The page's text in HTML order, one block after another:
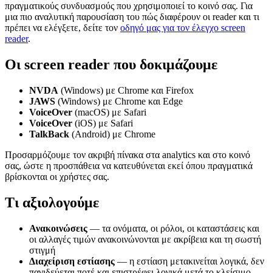
πραγματικούς συνδυασμούς που χρησιμοποιεί το κοινό σας. Για
μια πιο αναλυτική παρουσίαση του πώς διαφέρουν οι reader και τι
πρέπει να ελέγξετε, δείτε τον οδηγό μας για τον έλεγχο screen
reader.
Οι screen reader που δοκιμάζουμε
NVDA (Windows) με Chrome και Firefox
JAWS (Windows) με Chrome και Edge
VoiceOver (macOS) με Safari
VoiceOver (iOS) με Safari
TalkBack (Android) με Chrome
Προσαρμόζουμε τον ακριβή πίνακα στα analytics και στο κοινό
σας, ώστε η προσπάθεια να κατευθύνεται εκεί όπου πραγματικά
βρίσκονται οι χρήστες σας.
Τι αξιολογούμε
Ανακοινώσεις — τα ονόματα, οι ρόλοι, οι καταστάσεις και
οι αλλαγές τιμών ανακοινώνονται με ακρίβεια και τη σωστή
στιγμή
Διαχείριση εστίασης — η εστίαση μετακινείται λογικά, δεν